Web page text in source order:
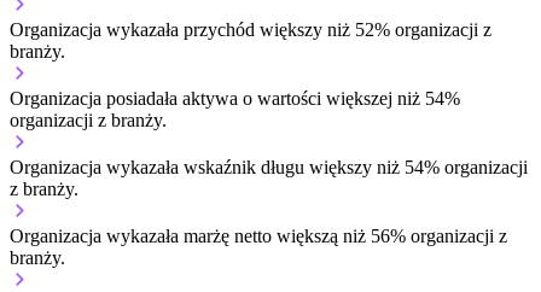
Organizacja wykazała przychód większy niż 52% organizacji z
branży.
Organizacja posiadała aktywa o wartości większej niż 54%
organizacji z branży.
Organizacja wykazała wskaźnik długu większy niż 54% organizacji
z branży.
Organizacja wykazała marżę netto większą niż 56% organizacji z
branży.